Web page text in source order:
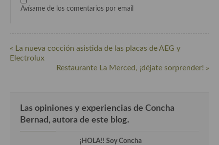
Avísame de los comentarios por email
« La nueva cocción asistida de las placas de AEG y
Electrolux
Restaurante La Merced, ¡déjate sorprender! »
Las opiniones y experiencias de Concha
Bernad, autora de este blog.
¡HOLA!! Soy Concha